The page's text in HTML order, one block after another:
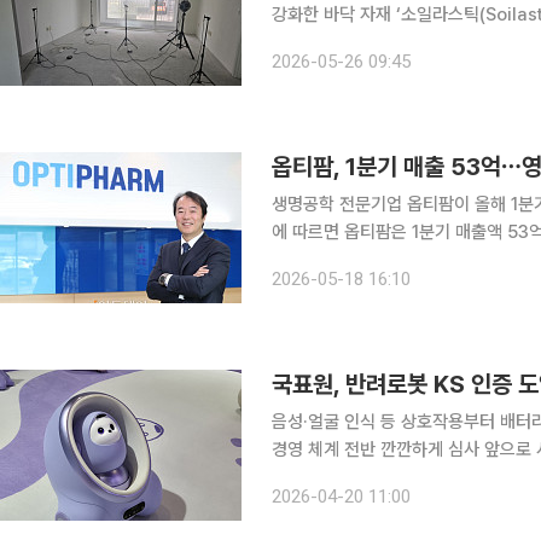
강화한 바닥 자재 ‘소일라스틱(Soilastic) 차음 팔
2026-05-26 09:45
옵티팜, 1분기 매출 53억⋯
생명공학 전문기업 옵티팜이 올해 1분기 실적 개선세를
에 따르면 옵티팜은 1분기 매출액 53
관계자는 “1분기는 통상적으로 연중
2026-05-18 16:10
국표원, 반려로봇 KS 인증
음성·얼굴 인식 등 상호작용부터 배터
경영 체계 전반 깐깐하게 심사 앞으로 시중에 판매되는 반려로봇의 안전성과 품질을 국가가 직접 검
을 국가표준(KS) 인증 대상 품목으로
2026-04-20 11:00